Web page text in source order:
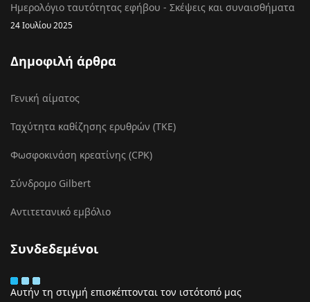
Ημερολόγιο ταυτότητας εφήβου - Σκέψεις και συναισθήματα
24 Ιουλίου 2025
Δημοφιλή άρθρα
Γενική αίματος
Ταχύτητα καθίζησης ερυθρών (ΤΚΕ)
Φωσφοκινάση κρεατίνης (CPK)
Σύνδρομο Gilbert
Αντιτετανικό εμβόλιο
Συνδεδεμένοι
Αυτήν τη στιγμή επισκέπτονται τον ιστότοπό μας